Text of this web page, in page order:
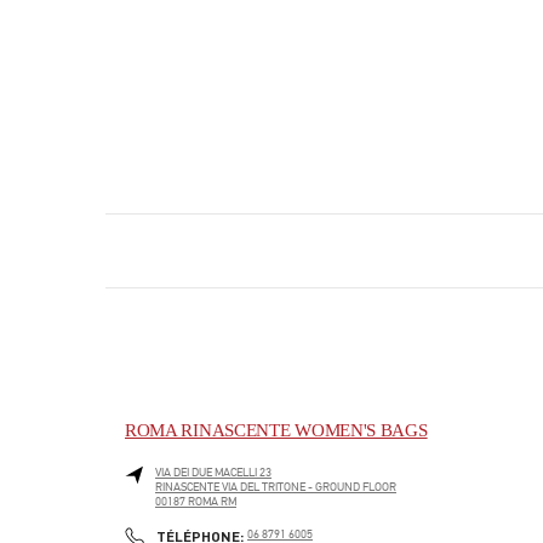
ROMA RINASCENTE WOMEN'S BAGS
VIA DEI DUE MACELLI 23
RINASCENTE VIA DEL TRITONE - GROUND FLOOR
00187 ROMA RM
TÉLÉPHONE: PHONE
06 8791 6005